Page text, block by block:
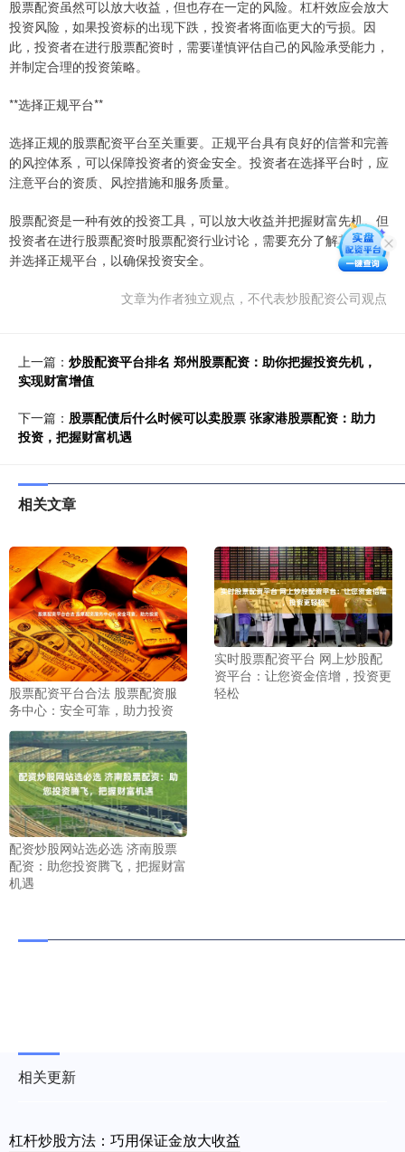
股票配资虽然可以放大收益，但也存在一定的风险。杠杆效应会放大
投资风险，如果投资标的出现下跌，投资者将面临更大的亏损。因
此，投资者在进行股票配资时，需要谨慎评估自己的风险承受能力，
并制定合理的投资策略。
**选择正规平台**
选择正规的股票配资平台至关重要。正规平台具有良好的信誉和完善
的风控体系，可以保障投资者的资金安全。投资者在选择平台时，应
注意平台的资质、风控措施和服务质量。
股票配资是一种有效的投资工具，可以放大收益并把握财富先机。但
投资者在进行股票配资时股票配资行业讨论，需要充分了解其风险，
并选择正规平台，以确保投资安全。
文章为作者独立观点，不代表炒股配资公司观点
上一篇： 炒股配资平台排名 郑州股票配资：助你把握投资先机，
实现财富增值
下一篇： 股票配债后什么时候可以卖股票 张家港股票配资：助力
投资，把握财富机遇
相关文章
股票配资平台合法 股票配资服
务中心：安全可靠，助力投资
实时股票配资平台 网上炒股配
资平台：让您资金倍增，投资更
轻松
配资炒股网站选必选 济南股票
配资：助您投资腾飞，把握财富
机遇
相关更新
杠杆炒股方法：巧用保证金放大收益